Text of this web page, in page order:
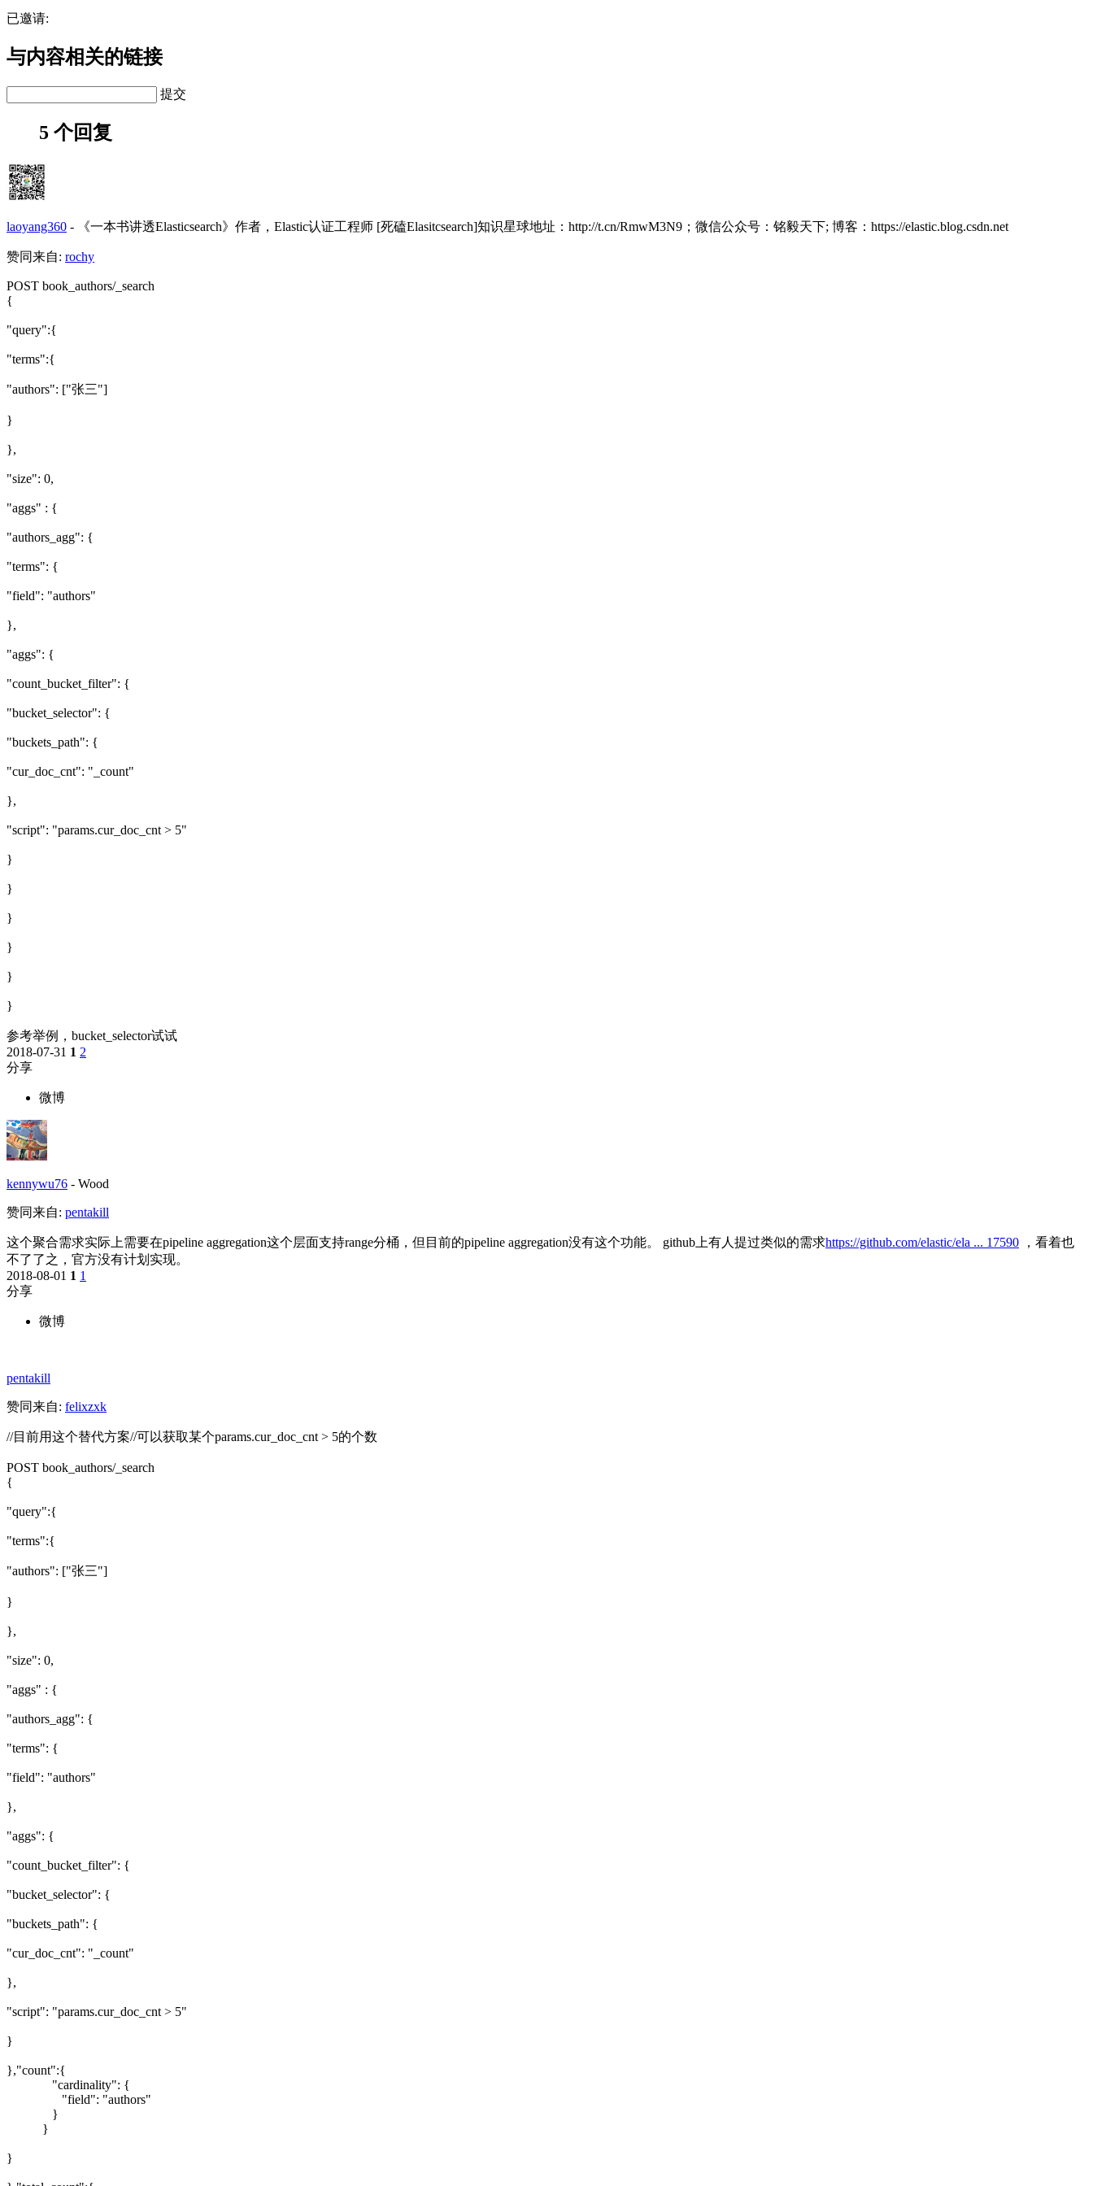
已邀请:
与内容相关的链接
提交
5 个回复
laoyang360 - 《一本书讲透Elasticsearch》作者，Elastic认证工程师 [死磕Elasitcsearch]知识星球地址：http://t.cn/RmwM3N9；微信公众号：铭毅天下; 博客：https://elastic.blog.csdn.net
赞同来自: rochy
POST book_authors/_search
{
"query":{
"terms":{
"authors": ["张三"]
}
},
"size": 0,
"aggs" : {
"authors_agg": {
"terms": {
"field": "authors"
},
"aggs": {
"count_bucket_filter": {
"bucket_selector": {
"buckets_path": {
"cur_doc_cnt": "_count"
},
"script": "params.cur_doc_cnt > 5"
}
}
}
}
}
}
参考举例，bucket_selector试试
2018-07-31 1 2
分享
微博
kennywu76 - Wood
赞同来自: pentakill
这个聚合需求实际上需要在pipeline aggregation这个层面支持range分桶，但目前的pipeline aggregation没有这个功能。 github上有人提过类似的需求https://github.com/elastic/ela ... 17590 ，看着也
不了了之，官方没有计划实现。
2018-08-01 1 1
分享
微博
pentakill
赞同来自: felixzxk
//目前用这个替代方案//可以获取某个params.cur_doc_cnt > 5的个数
POST book_authors/_search
{
"query":{
"terms":{
"authors": ["张三"]
}
},
"size": 0,
"aggs" : {
"authors_agg": {
"terms": {
"field": "authors"
},
"aggs": {
"count_bucket_filter": {
"bucket_selector": {
"buckets_path": {
"cur_doc_cnt": "_count"
},
"script": "params.cur_doc_cnt > 5"
}
},"count":{
"cardinality": {
"field": "authors"
}
}
}